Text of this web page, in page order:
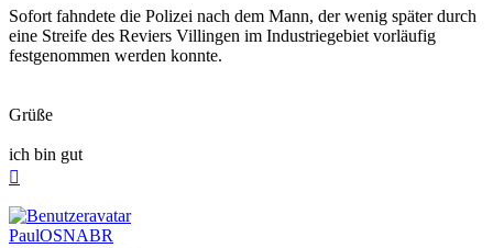
Sofort fahndete die Polizei nach dem Mann, der wenig später durch
eine Streife des Reviers Villingen im Industriegebiet vorläufig
festgenommen werden konnte.
Grüße
ich bin gut
PaulOSNABR